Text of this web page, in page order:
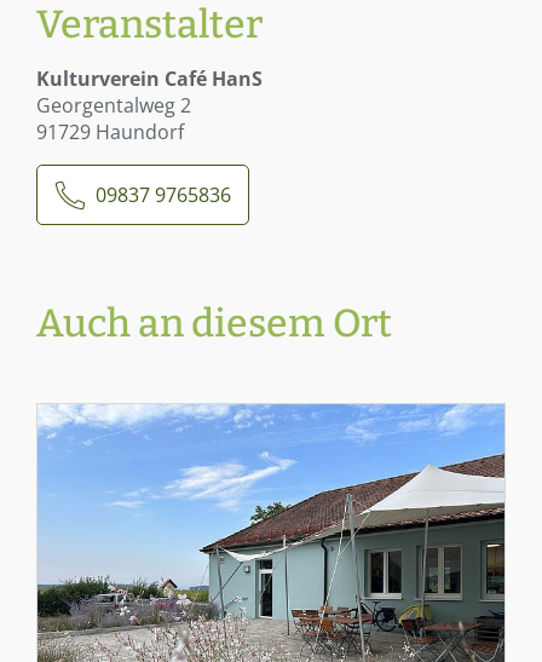
Veranstalter
Kulturverein Café HanS
Georgentalweg 2
91729 Haundorf
09837 9765836
Auch an diesem Ort